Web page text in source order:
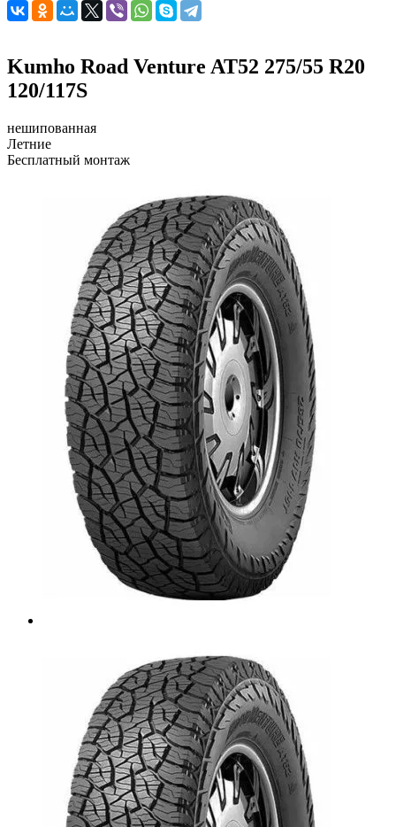
Kumho Road Venture AT52 275/55 R20
120/117S
нешипованная
Летние
Бесплатный монтаж